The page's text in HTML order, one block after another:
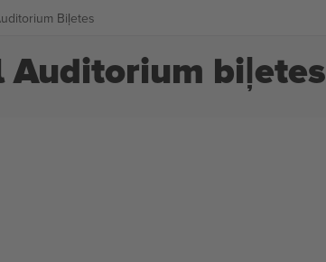
Biļetes
Auditorium biļetes